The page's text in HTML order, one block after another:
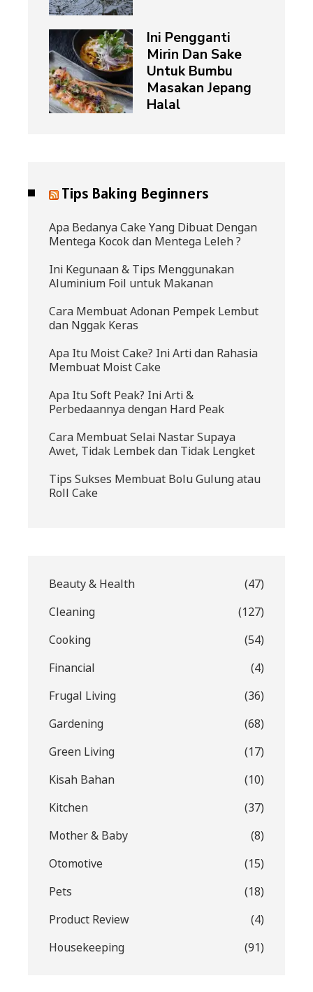
Ini Pengganti
Mirin Dan Sake
Untuk Bumbu
Masakan Jepang
Halal
Tips Baking Beginners
Apa Bedanya Cake Yang Dibuat Dengan
Mentega Kocok dan Mentega Leleh ?
Ini Kegunaan & Tips Menggunakan
Aluminium Foil untuk Makanan
Cara Membuat Adonan Pempek Lembut
dan Nggak Keras
Apa Itu Moist Cake? Ini Arti dan Rahasia
Membuat Moist Cake
Apa Itu Soft Peak? Ini Arti &
Perbedaannya dengan Hard Peak
Cara Membuat Selai Nastar Supaya
Awet, Tidak Lembek dan Tidak Lengket
Tips Sukses Membuat Bolu Gulung atau
Roll Cake
Beauty & Health
(47)
Cleaning
(127)
Cooking
(54)
Financial
(4)
Frugal Living
(36)
Gardening
(68)
Green Living
(17)
Kisah Bahan
(10)
Kitchen
(37)
Mother & Baby
(8)
Otomotive
(15)
Pets
(18)
Product Review
(4)
Housekeeping
(91)